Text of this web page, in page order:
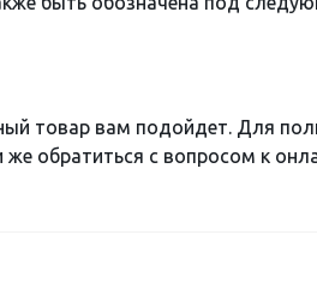
товар вам подойдет. Для
обратиться с вопросом к